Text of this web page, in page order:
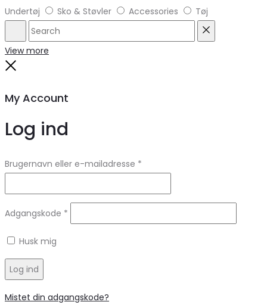
Undertøj
Sko & Støvler Accessories Tøj
Search
View more
My Account
Log ind
Brugernavn eller e-mailadresse *
Adgangskode *
Husk mig
Log ind
Mistet din adgangskode?